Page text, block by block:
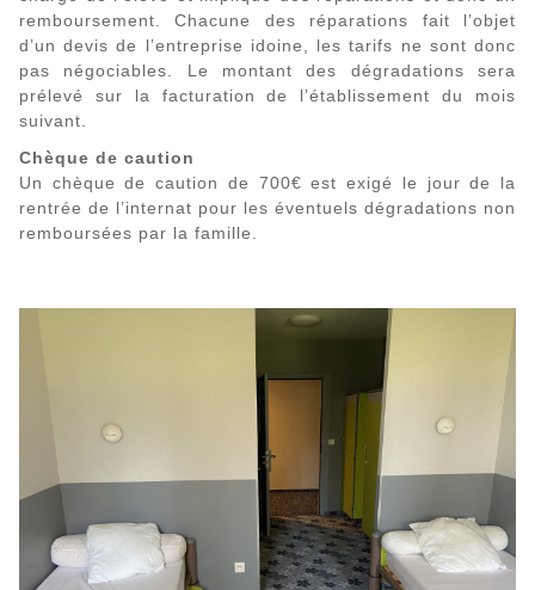
remboursement. Chacune des réparations fait l’objet
d’un devis de l’entreprise idoine, les tarifs ne sont donc
pas négociables. Le montant des dégradations sera
prélevé sur la facturation de l’établissement du mois
suivant.
Chèque de caution
Un chèque de caution de 700€ est exigé le jour de la
rentrée de l’internat pour les éventuels dégradations non
remboursées par la famille.